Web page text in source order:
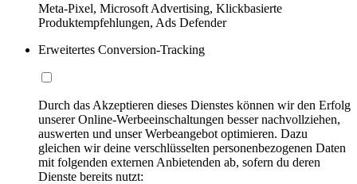
Meta-Pixel, Microsoft Advertising, Klickbasierte
Produktempfehlungen, Ads Defender
Erweitertes Conversion-Tracking
Durch das Akzeptieren dieses Dienstes können wir den Erfolg
unserer Online-Werbeeinschaltungen besser nachvollziehen,
auswerten und unser Werbeangebot optimieren. Dazu
gleichen wir deine verschlüsselten personenbezogenen Daten
mit folgenden externen Anbietenden ab, sofern du deren
Dienste bereits nutzt: